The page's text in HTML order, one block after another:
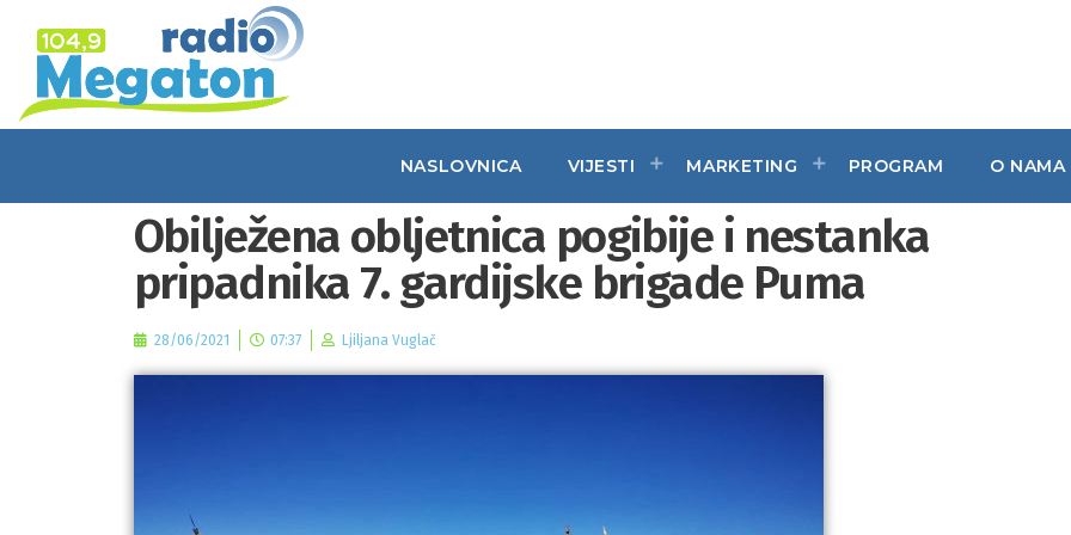
NASLOVNICA VIJESTI MARKETING PROGRAM O NAMA
Obilježena obljetnica pogibije i nestanka
pripadnika 7. gardijske brigade Puma
28/06/2021 07:37 Ljiljana Vuglač